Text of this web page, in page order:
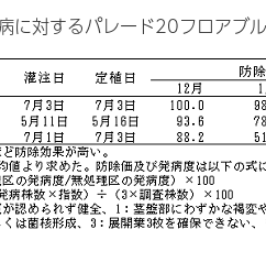
に対するパレード20フロアブ